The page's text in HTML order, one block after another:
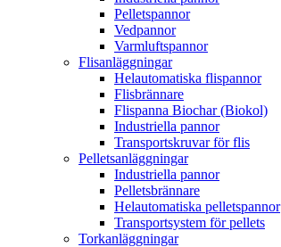
Pelletspannor
Vedpannor
Varmluftspannor
Flisanläggningar
Helautomatiska flispannor
Flisbrännare
Flispanna Biochar (Biokol)
Industriella pannor
Transportskruvar för flis
Pelletsanläggningar
Industriella pannor
Pelletsbrännare
Helautomatiska pelletspannor
Transportsystem för pellets
Torkanläggningar